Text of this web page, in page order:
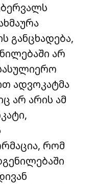
განცხადება,
არ
ადვოკატმა
არ არის ამ
რომ